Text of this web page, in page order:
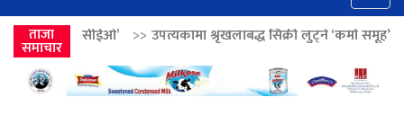
ताजा
समाचार
>>उपत्यकामा श्रृंखलाबद्ध सिक्री लुट्ने ‘कर्मा समूह’का नाइकेसहित पाँच